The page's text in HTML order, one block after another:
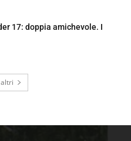
17: doppia amichevole. I